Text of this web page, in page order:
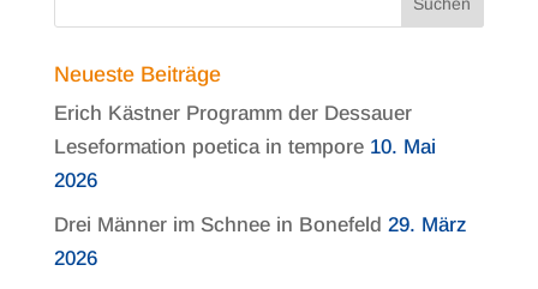
Neueste Beiträge
Erich Kästner Programm der Dessauer
Leseformation poetica in tempore 10. Mai
2026
Drei Männer im Schnee in Bonefeld 29. März
2026